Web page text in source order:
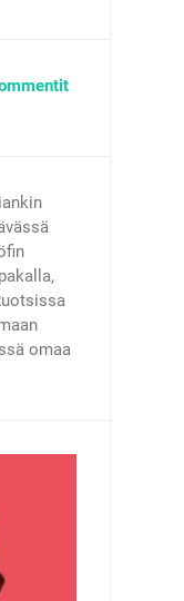
omaa